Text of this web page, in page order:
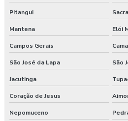
Programa de prevenção de riscos
Programas de segurança do
Proposta de consultoria segurança
Segurança e medicina do trabalho
Serviço de higiene e segurança no
Pitangui
Mantena Elói
Campos Gerais
São José da Lapa São
Jacutinga
Coração de Jesus
Nepomuceno